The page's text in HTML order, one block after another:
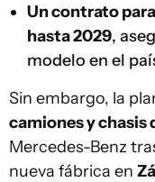
Un contrato
hasta 2029,
modelo en el
Sin embargo, la
camiones y chasis
Mercedes-Benz
nueva fábrica en